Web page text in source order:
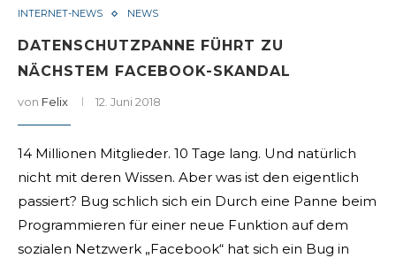
INTERNET-NEWS NEWS
DATENSCHUTZPANNE FÜHRT ZU
NÄCHSTEM FACEBOOK-SKANDAL
von Felix 12. Juni 2018
14 Millionen Mitglieder. 10 Tage lang. Und natürlich
nicht mit deren Wissen. Aber was ist den eigentlich
passiert? Bug schlich sich ein Durch eine Panne beim
Programmieren für einer neue Funktion auf dem
sozialen Netzwerk „Facebook“ hat sich ein Bug in